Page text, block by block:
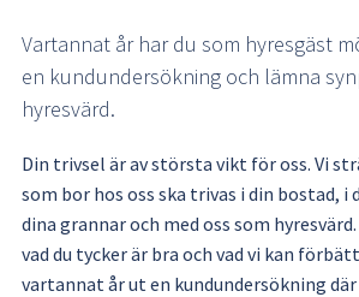
Vartannat år har du som hyresgäst
en kundundersökning och lämna
hyresvärd.
Din trivsel är av största vikt för oss. Vi
som bor hos oss ska trivas i din bostad, i
dina grannar och med oss som
vad du tycker är bra och vad vi kan
vartannat år ut en kundundersökning